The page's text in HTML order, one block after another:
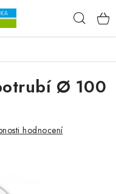
Ø 100
hodnocení